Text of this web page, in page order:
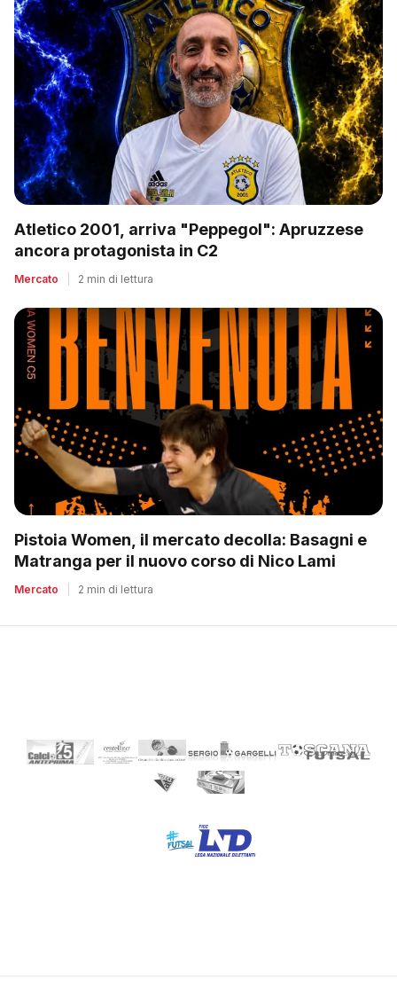
Atletico 2001, arriva "Peppegol": Apruzzese
ancora protagonista in C2
Mercato 2 min di lettura
Pistoia Women, il mercato decolla: Basagni e
Matranga per il nuovo corso di Nico Lami
Mercato 2 min di lettura